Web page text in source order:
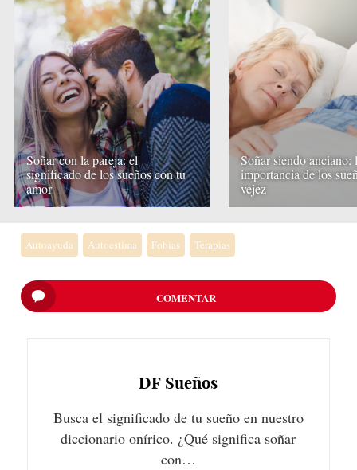
Soñar con la pareja: el
significado de los sueños con tu
amor
Soñar siendo anciano:
importancia de los
vejez
Autoayuda Autoestima Fobias Terapias
COMENTAR
DF Sueños
Busca el significado de tu sueño en nuestro
diccionario onírico. ¿Qué significa soñar
con…